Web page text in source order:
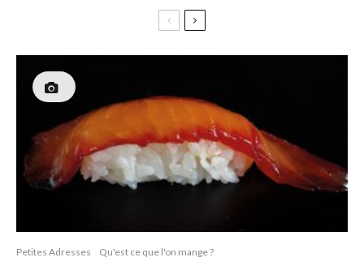
Petites Adresses Qu'est ce que l'on mange ?